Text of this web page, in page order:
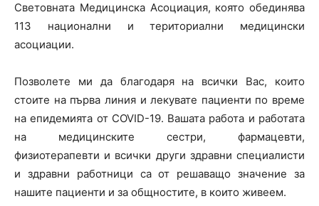
Световната Медицинска Асоциация, която обединява
113 национални и териториални медицински
асоциации.
Позволете ми да благодаря на всички Вас, които
стоите на първа линия и лекувате пациенти по време
на епидемията от COVID-19. Вашата работа и работата
на медицинските сестри, фармацевти,
физиотерапевти и всички други здравни специалисти
и здравни работници са от решаващо значение за
нашите пациенти и за общностите, в които живеем.